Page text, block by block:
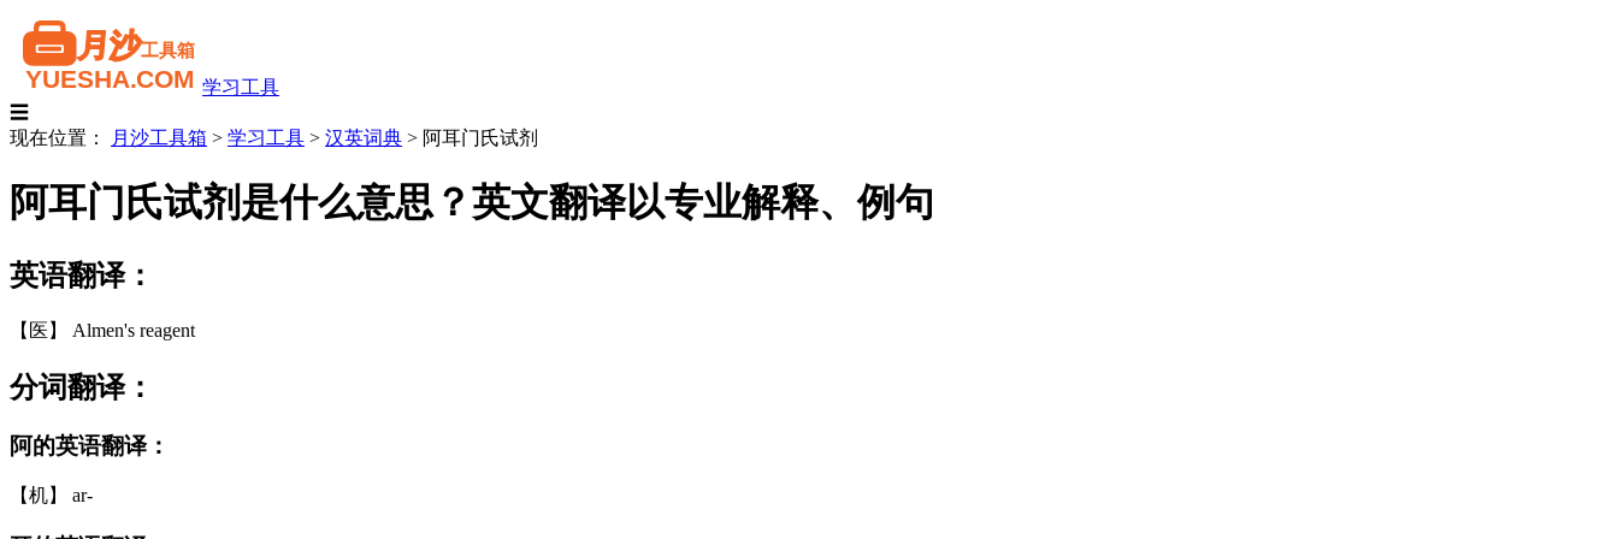
学习工具
☰
现在位置：
月沙工具箱 > 学习工具 > 汉英词典 > 阿耳门氏试剂
阿耳门氏试剂是什么意思？英文翻译以专业解释、例句
英语翻译：
【医】 Almen's reagent
分词翻译：
阿的英语翻译：
【机】 ar-